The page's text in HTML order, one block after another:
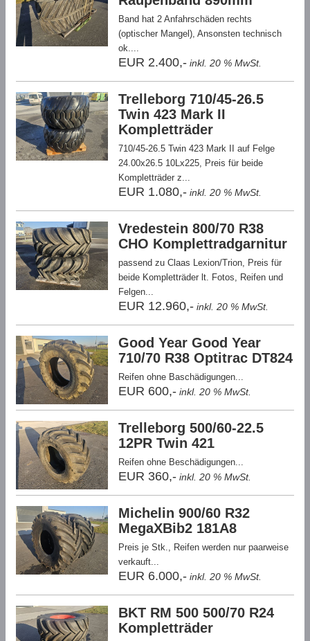
Band hat 2 Anfahrschäden rechts
(optischer Mangel), Ansonsten technisch
ok....
EUR 2.400,- inkl. 20 % MwSt.
Trelleborg 710/45-26.5
Twin 423 Mark II
Kompletträder
710/45-26.5 Twin 423 Mark II auf Felge
24.00x26.5 10Lx225, Preis für beide
Kompletträder z...
EUR 1.080,- inkl. 20 % MwSt.
Vredestein 800/70 R38
CHO Komplettradgarnitur
passend zu Claas Lexion/Trion, Preis für
beide Kompletträder lt. Fotos, Reifen und
Felgen...
EUR 12.960,- inkl. 20 % MwSt.
Good Year Good Year
710/70 R38 Optitrac DT824
Reifen ohne Baschädigungen...
EUR 600,- inkl. 20 % MwSt.
Trelleborg 500/60-22.5
12PR Twin 421
Reifen ohne Beschädigungen...
EUR 360,- inkl. 20 % MwSt.
Michelin 900/60 R32
MegaXBib2 181A8
Preis je Stk., Reifen werden nur paarweise
verkauft...
EUR 6.000,- inkl. 20 % MwSt.
BKT RM 500 500/70 R24
Kompletträder